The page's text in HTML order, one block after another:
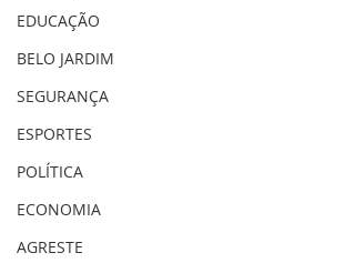
EDUCAÇÃO
BELO JARDIM
SEGURANÇA
ESPORTES
POLÍTICA
ECONOMIA
AGRESTE